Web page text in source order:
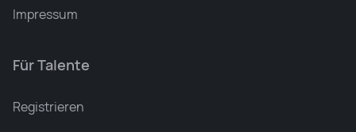
Impressum
Für Talente
Registrieren